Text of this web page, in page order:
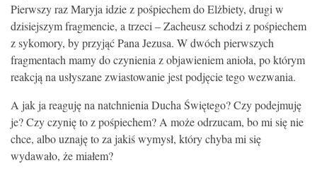
WSPÓLNOTA
SNE
Pierwszy raz Maryja idzie z pośpiechem do Elżbiety, drugi w
dzisiejszym fragmencie, a trzeci – Zacheusz schodzi z pośpiechem
z sykomory, by przyjąć Pana Jezusa. W dwóch pierwszych
fragmentach mamy do czynienia z objawieniem anioła, po którym
reakcją na usłyszane zwiastowanie jest podjęcie tego wezwania.
A jak ja reaguję na natchnienia Ducha Świętego? Czy podejmuję
je? Czy czynię to z pośpiechem? A może odrzucam, bo mi się nie
chce, albo uznaję to za jakiś wymysł, który chyba mi się
wydawało, że miałem?